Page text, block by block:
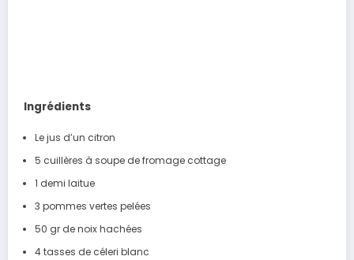
Ingrédients
Le jus d’un citron
5 cuillères à soupe de fromage cottage
1 demi laitue
3 pommes vertes pelées
50 gr de noix hachées
4 tasses de céleri blanc